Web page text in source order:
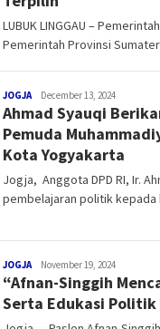
LUBUK LINGGAU –
Pemerintah Provinsi
JOGJARedaksi
December 13, 2024
Ahmad Syauqi
Pemuda
Kota Yogyakarta
Jogja, Anggota DPD RI, Ir.
pembelajaran politik
JOGJARedaksi
November 19, 2024
“Afnan-Singgih
Serta Edukasi Politik